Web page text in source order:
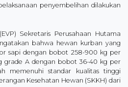
penyembelihan dilakukan
Sekretaris Perusahaan Hutama
bahwa hewan kurban yang
sapi dengan bobot 258-900 kg per
grade A dengan bobot 36-40 kg per
memenuhi standar kualitas tinggi
Kesehatan Hewan (SKKH) dari